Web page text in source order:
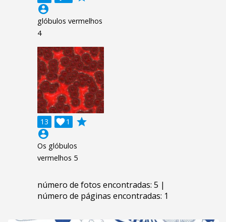
account_circle
glóbulos vermelhos
4
13 1

grade
account_circle
Os glóbulos
vermelhos 5
número de fotos encontradas: 5 |
número de páginas encontradas: 1